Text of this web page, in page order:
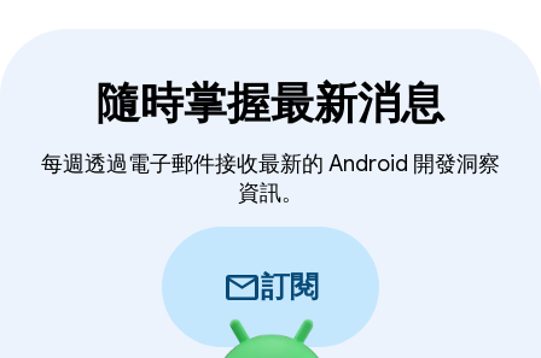
隨時掌握最新消息
每週透過電子郵件接收最新的 Android 開發洞察
資訊。
mail訂閱